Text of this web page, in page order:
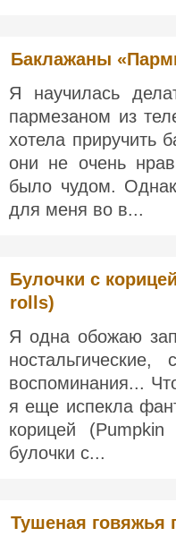
Баклажаны
Я научилась
пармезаном из
хотела приручить
они не очень
было чудом.
для меня во в...
Булочки с
rolls)
Я одна обожаю
воспоминания...
я еще испекла
корицей
булочки с...
Тушеная говяжья